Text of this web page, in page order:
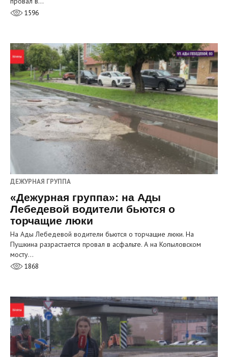
1596
ДЕЖУРНАЯ ГРУППА
«Дежурная группа»: на Ады
Лебедевой водители бьются о
торчащие люки
На Ады Лебедевой водители бьются о торчащие люки. На
Пушкина разрастается провал в асфальте. А на Копыловском
мосту…
1868